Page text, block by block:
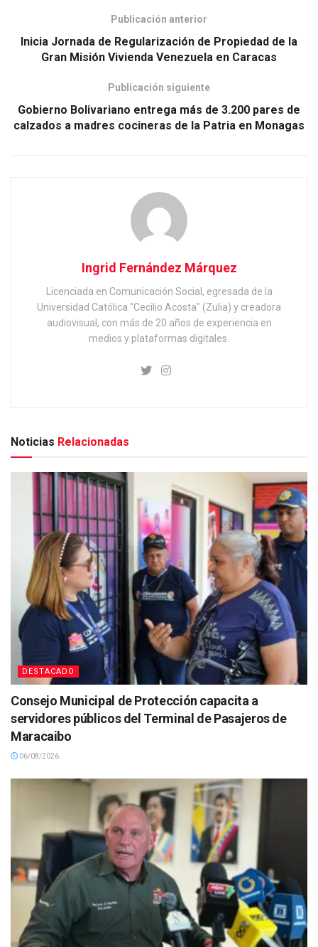
Publicación anterior
Inicia Jornada de Regularización de Propiedad de la
Gran Misión Vivienda Venezuela en Caracas
Publicación siguiente
Gobierno Bolivariano entrega más de 3.200 pares de
calzados a madres cocineras de la Patria en Monagas
Ingrid Fernández Márquez
Licenciada en Comunicación Social, egresada de la
Universidad Católica "Cecilio Acosta" (Zulia) y creadora
audiovisual, con más de 20 años de experiencia en
medios y plataformas digitales.
Noticias Relacionadas
DESTACADO
Consejo Municipal de Protección capacita a
servidores públicos del Terminal de Pasajeros de
Maracaibo
06/08/2026